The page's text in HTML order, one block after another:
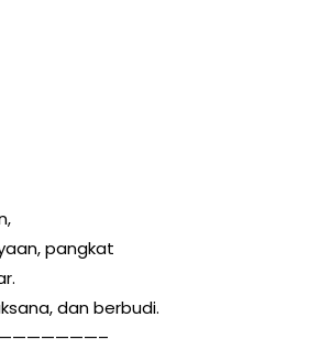
pangkat
dan berbudi.